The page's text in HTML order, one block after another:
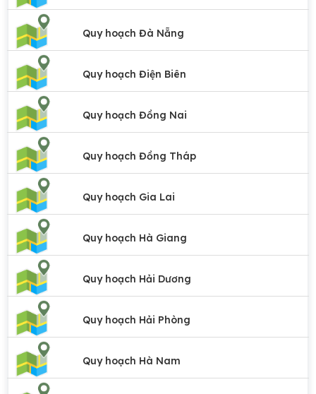
Quy hoạch Đà Nẵng
Quy hoạch Điện Biên
Quy hoạch Đồng Nai
Quy hoạch Đồng Tháp
Quy hoạch Gia Lai
Quy hoạch Hà Giang
Quy hoạch Hải Dương
Quy hoạch Hải Phòng
Quy hoạch Hà Nam